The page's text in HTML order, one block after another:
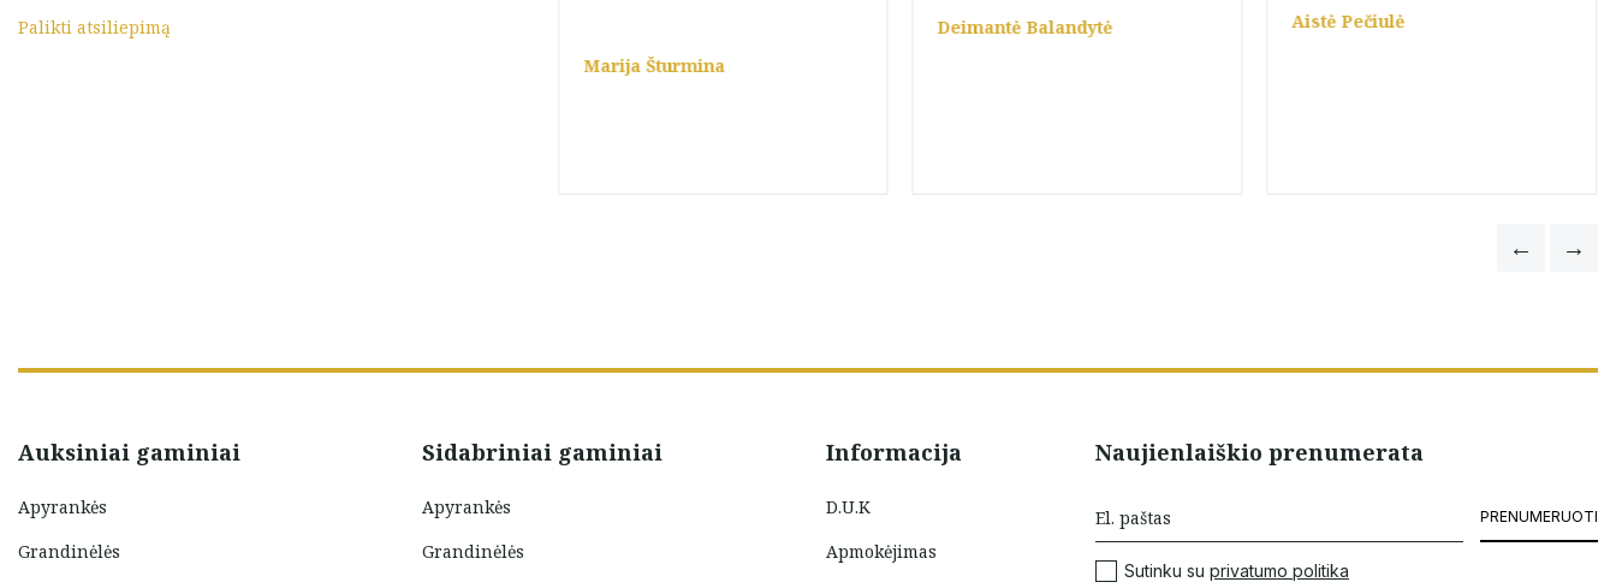
Palikti atsiliepimą
mus puoškite
Marija Šturmina
Deimantė Balandytė Aistė Pečiulė
Auksiniai gaminiai
Apyrankės
Grandinėlės
Sidabriniai gaminiai
Apyrankės
Grandinėlės
Informacija
D.U.K
Apmokėjimas
Naujienlaiškio prenumerata
PRENUMERUOTI
Sutinku su privatumo politika